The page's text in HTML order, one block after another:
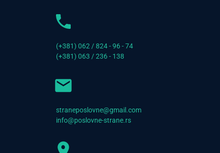
(+381) 062 / 824 - 96 - 74
(+381) 063 / 236 - 138
straneposlovne@gmail.com
info@poslovne-strane.rs